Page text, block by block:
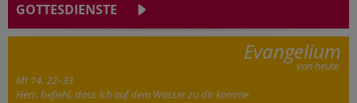
GOTTESDIENSTE
Evangelium
von heute
Mt 14, 22–33
Herr, befiehl, dass ich auf dem Wasser zu dir komme